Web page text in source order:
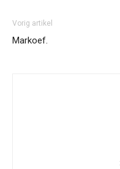
Vorig artikel
Markoef.